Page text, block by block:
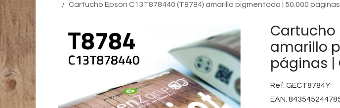
Cartucho Epson C13T878440 (T8784) amarillo pigmentado | 50.000
Cartucho
amarillo
páginas |
Ref: GECT8784Y
EAN: